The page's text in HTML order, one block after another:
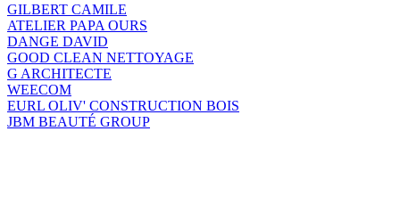
GILBERT CAMILE
ATELIER PAPA OURS
DANGE DAVID
GOOD CLEAN NETTOYAGE
G ARCHITECTE
WEECOM
EURL OLIV' CONSTRUCTION BOIS
JBM BEAUTÉ GROUP